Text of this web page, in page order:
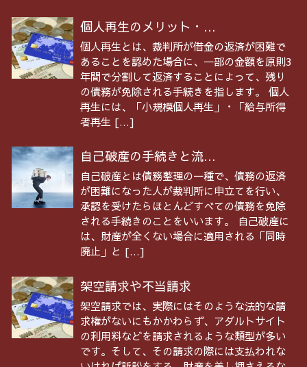
個人再生のメリット・...
個人再生とは、裁判所が借金の返済が困難で
あることを認めた場合に、一部の金額を原則3
年間で分割して返済することによって、残り
の債務が免除される手続きを指します。 個人
再生には、「小規模個人再生」・「給与所得
者再生 […]
自己破産の手続きと流...
自己破産とは債務整理の一種で、債務の返済
が困難になった人が裁判所に申立てを行い、
承認を受けたらほとんどすべての債務を免除
される手続きのことをいいます。 自己破産に
は、財産が全くない場合に適用される「同時
廃止」と […]
架空請求や不当請求
架空請求では、実際にはそのような法的な請
求権がないにもかかわらず、アダルトサイト
の利用料などを請求されるような類型が多い
です。そして、その請求の際には支払われな